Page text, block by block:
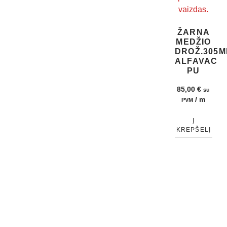
ŽARNA
MEDŽIO
ALFAVAC
PU
85,00€ su
PVM / m
Į
KREPŠELĮ